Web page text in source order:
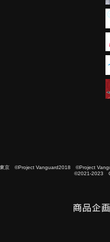
京 ©Project Vanguard2018 ©Project
©2021-2023